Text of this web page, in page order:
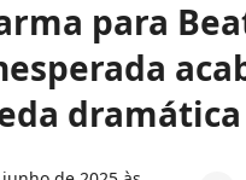
para
dramática